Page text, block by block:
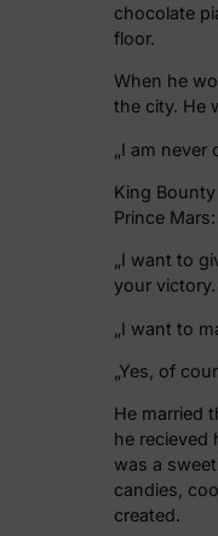
chocolate
floor.
When he
the city. He
„I am never
King
Prince Mars:
„I want to
your
„I want to
„Yes, of
He married
he recieved
was a
candies,
created.